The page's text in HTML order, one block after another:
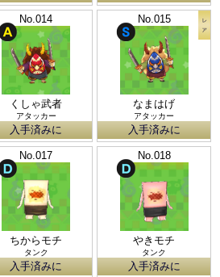
No.014
くしゃ武者
アタッカー
入手済みに
No.015
なまはげ
アタッカー
入手済みに
No.017
ちからモチ
タンク
入手済みに
No.018
やきモチ
タンク
入手済みに